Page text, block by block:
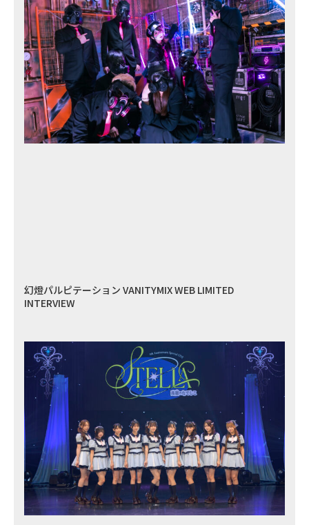
幻燈パルピテーション VANITYMIX WEB LIMITED
INTERVIEW